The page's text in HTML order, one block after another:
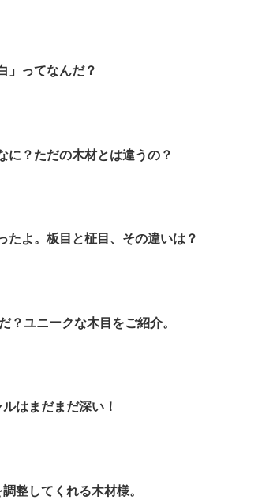
」ってなんだ？
に？ただの木材とは違うの？
たよ。板目と柾目、その違いは？
？ユニークな木目をご紹介。
はまだまだ深い！
整してくれる木材様。